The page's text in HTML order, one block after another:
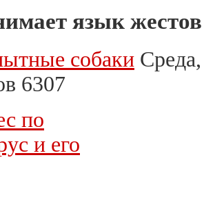
язык жестов
собаки
6307